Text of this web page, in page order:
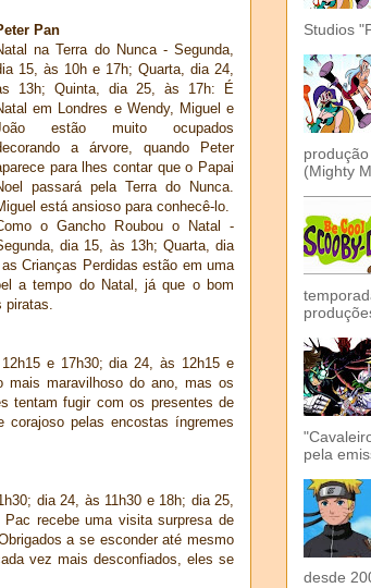
Pan
na Terra do Nunca - Segunda,
15, às 10h e 17h; Quarta, dia 24,
13h; Quinta, dia 25, às 17h: É
em Londres e Wendy, Miguel e
estão muito ocupados
a árvore, quando Peter
para lhes contar que o Papai
passará pela Terra do Nunca.
está ansioso para conhecê-lo.
o Gancho Roubou o Natal -
dia 15, às 13h; Quarta, dia
Crianças Perdidas estão em uma
a tempo do Natal, já que o bom
e 17h30; dia 24, às 12h15 e
mais maravilhoso do ano, mas os
tentam fugir com os presentes de
corajoso pelas encostas íngremes
dia 24, às 11h30 e 18h; dia 25,
recebe uma visita surpresa de
a se esconder até mesmo
vez mais desconfiados, eles se
Studios
(Mighty
pela
desde